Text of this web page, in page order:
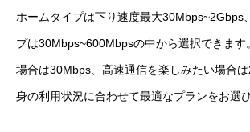
ホームタイプは下り速度最大30Mbps~2Gbps
プは30Mbps~600Mbpsの中から選択できます
場合は30Mbps、高速通信を楽しみたい場合
身の利用状況に合わせて最適なプランをお選